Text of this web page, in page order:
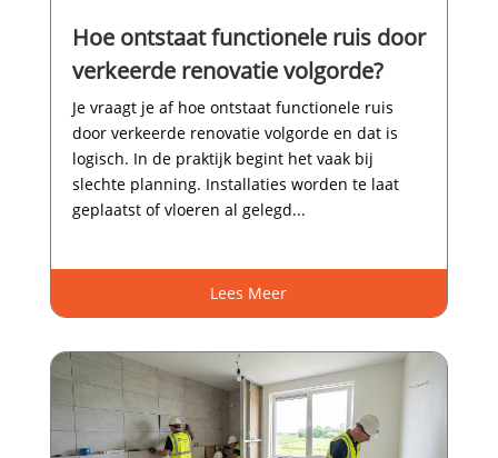
Hoe ontstaat functionele ruis door
verkeerde renovatie volgorde?
Je vraagt je af hoe ontstaat functionele ruis
door verkeerde renovatie volgorde en dat is
logisch.​ In de praktijk begint het vaak bij
slechte planning.​ Installaties worden te laat
geplaatst of vloeren al gelegd...
Lees Meer